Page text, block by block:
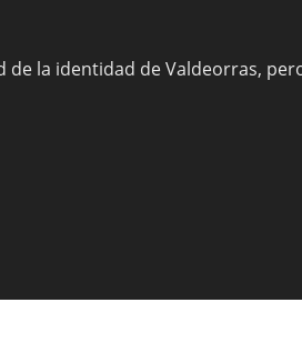
la identidad de Valdeorras,